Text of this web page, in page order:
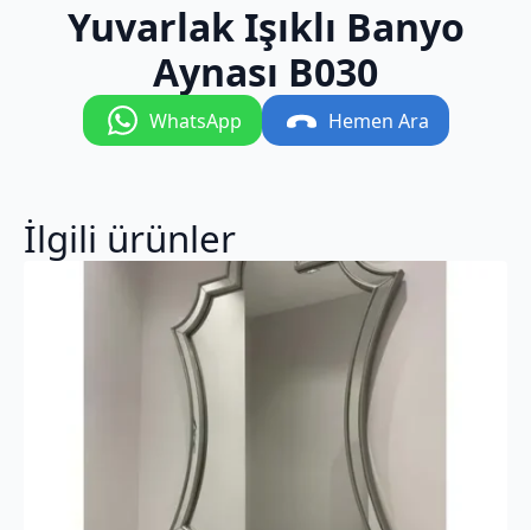
Yuvarlak Işıklı Banyo
Aynası B030
WhatsApp Hemen Ara
İlgili ürünler